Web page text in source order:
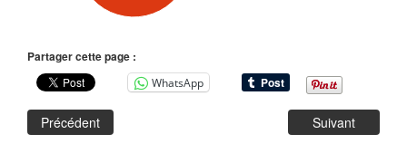
Partager cette page :
WhatsApp
Précédent Suivant